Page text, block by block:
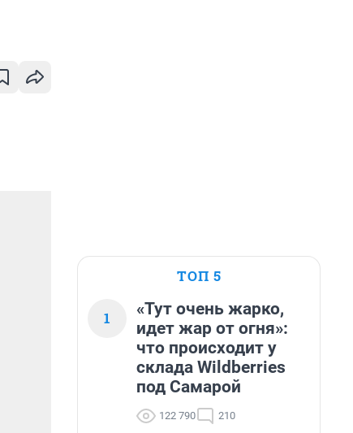
ТОП 5
1
«Тут очень жарко,
идет жар от огня»:
что происходит у
склада Wildberries
под Самарой
122 790 210